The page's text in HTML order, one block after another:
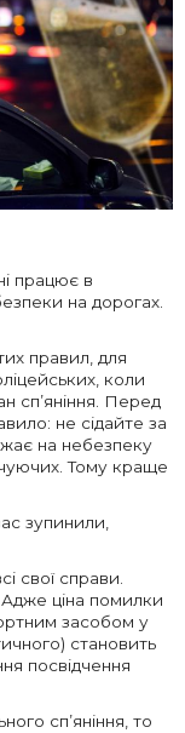
працює в
на дорогах.
правил, для
коли
сп’яніння. Перед
не сідайте за
на небезпеку
Тому краще
зупинили,
свої справи.
Адже ціна помилки
засобом у
становить
посвідчення
сп’яніння, то